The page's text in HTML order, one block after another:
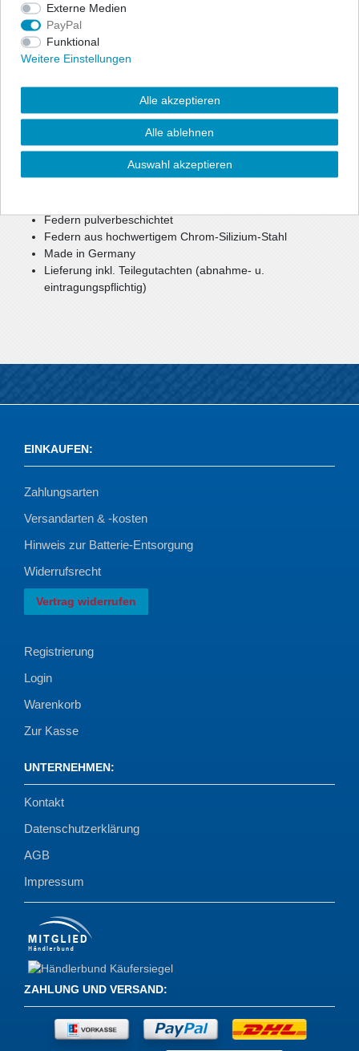
Zur optischen Reduzierung der Fahrzeughöhe bietet ap eine
preiswerte, aber dennoch hochwertige Option für mehr Agilität
Bei einer Tieferlegung bis zu ca. 40 mm können weiterhin die
Seriendämpfer verwendet werden.
Bei größerer Tieferlegung oder Keilform werden gekürzte
reduzierter Schwerpunkt
Federn pulverbeschichtet
Federn aus hochwertigem Chrom-Silizium-Stahl
Made in Germany
Lieferung inkl. Teilegutachten (abnahme- u.
eintragungspflichtig)
EINKAUFEN:
Zahlungsarten
Versandarten & -kosten
Hinweis zur Batterie-Entsorgung
Widerrufsrecht
Vertrag widerrufen
Registrierung
Login
Warenkorb
Zur Kasse
UNTERNEHMEN:
Kontakt
Datenschutzerklärung
AGB
Impressum
ZAHLUNG UND VERSAND:
Externe Medien
PayPal
Funktional
Weitere Einstellungen
Alle akzeptieren
Alle ablehnen
Auswahl akzeptieren